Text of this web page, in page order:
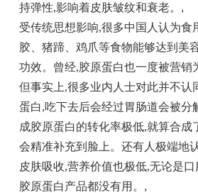
持弹性,影响着皮肤皱纹和衰老。 ,
受传统思想影响,很多中国人认为食
胶、猪蹄、鸡爪等食物能够达到美
功效。曾经,胶原蛋白也一度被营销
但事实上,很多业内人士对此并不认
蛋白,吃下去后会经过胃肠道会被分
成胶原蛋白的转化率极低,就算合成
会精准补充到脸上。还有人极端地
皮肤吸收,营养价值也极低,无论是
胶原蛋白产品都没有用。 ,